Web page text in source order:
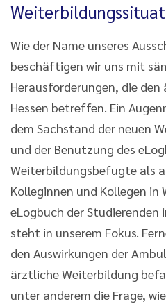
Wie der Name unseres
beschäftigen wir uns mit
Herausforderungen, die
Hessen betreffen. Ein
dem Sachstand der neuen
und der Benutzung des
Weiterbildungsbefugte als
Kolleginnen und Kollegen in
eLogbuch der Studierenden
steht in unserem Fokus.
den Auswirkungen der
ärztliche Weiterbildung
unter anderem die Frage,